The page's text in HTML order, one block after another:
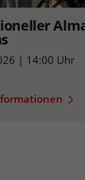
| 14:00 Uhr